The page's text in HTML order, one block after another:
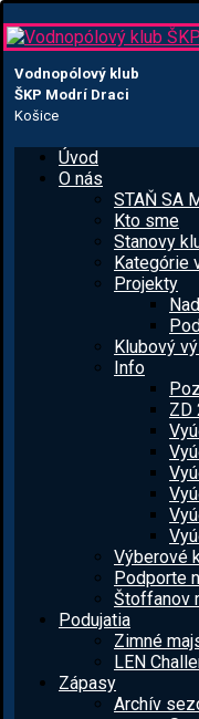
Vodnopólový klub
ŠKP Modrí Draci
Košice
Úvod
O nás
STAŇ SA
Kto sme
Stanovy
Kategórie
Projekty
Klubový
Info
ZD
Výberové
Podporte
Štoffanov
Podujatia
Zimné
LEN
Zápasy
Archív